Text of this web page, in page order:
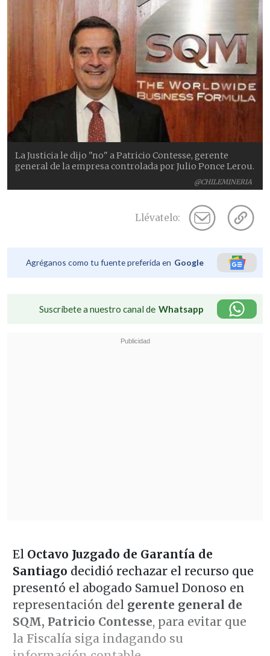
@CHILEMINERIA
La Justicia le dijo "no" a Patricio Contesse, gerente
general de la empresa controlada por Julio Ponce Lerou.
Llévatelo:
Agréganos como tu fuente preferida en Google
Suscríbete a nuestro canal de Whatsapp
El Octavo Juzgado de Garantía de
Santiago decidió rechazar el recurso que
presentó el abogado Samuel Donoso en
representación del gerente general de
SQM, Patricio Contesse, para evitar que
la Fiscalía siga indagando su